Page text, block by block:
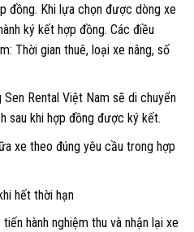
đồng. Khi lựa chọn được dòng xe
ký kết hợp đồng. Các điều
Thời gian thuê, loại xe nâng, số
Rental Việt Nam sẽ di chuyển
sau khi hợp đồng được ký kết.
xe theo đúng yêu cầu trong hợp
hết thời hạn
hành nghiệm thu và nhận lại xe